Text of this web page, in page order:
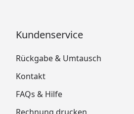
Kundenservice
Rückgabe & Umtausch
Kontakt
FAQs & Hilfe